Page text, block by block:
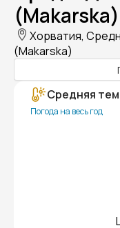
Хорватия,
(Makarska)
Средняя
Погода на весь год